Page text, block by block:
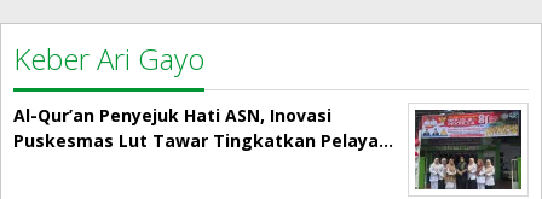
Keber Ari Gayo
Al-Qur’an Penyejuk Hati ASN, Inovasi
Puskesmas Lut Tawar Tingkatkan Pelaya…